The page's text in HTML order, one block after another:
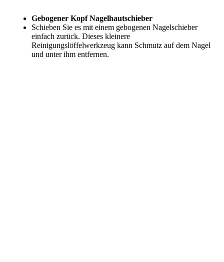
Gebogener Kopf Nagelhautschieber
Schieben Sie es mit einem gebogenen Nagelschieber
einfach zurück. Dieses kleinere
Reinigungslöffelwerkzeug kann Schmutz auf dem Nagel
und unter ihm entfernen.